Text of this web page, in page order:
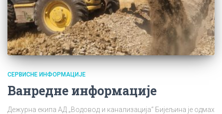
СЕРВИСНЕ ИНФОРМАЦИЈЕ
Ванредне информације
Дежурна екипа АД „Водовод и канализација“ Бијељина је одмах